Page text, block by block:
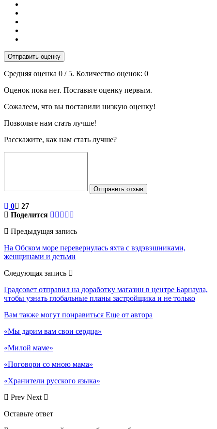
Отправить оценку
Средняя оценка 0 / 5. Количество оценок: 0
Оценок пока нет. Поставьте оценку первым.
Сожалеем, что вы поставили низкую оценку!
Позвольте нам стать лучше!
Расскажите, как нам стать лучше?
Отправить отзыв
0
27
Поделится
Предыдущая запись
На Обском море перевернулась яхта с вэдэвэшниками,
женщинами и детьми
Следующая запись
Градсовет отправил на доработку магазин в центре Барнаула,
чтобы узнать глобальные планы застройщика и не только
Вам также могут понравиться Еще от автора
«Мы дарим вам свои сердца»
«Милой маме»
«Поговори со мною мама»
«Хранители русского языка»
Prev Next
Оставьте ответ